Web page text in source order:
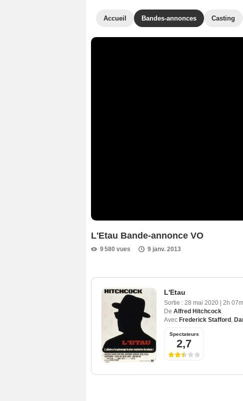
Accueil Bandes-annonces Casting
L'Etau Bande-annonce VO
9 580 vues 9 janv. 2013
L'Etau
Sortie : 28 mai 2020
2h
De Alfred Hitchcock
Avec Frederick Stafford ,
Spectateurs
2,7